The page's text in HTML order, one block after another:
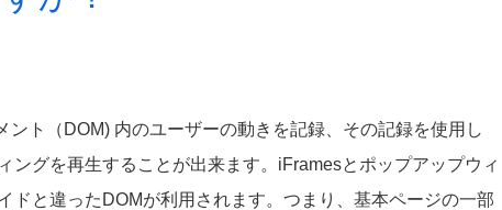
ント（DOM) 内のユーザーの動きを記録、その記録を使用し
ングを再生することが出来ます。iFramesとポップアップウィ
ドと違ったDOMが利用されます。 つまり、基本ページの一部